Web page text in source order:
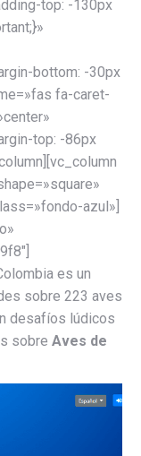
top: -130px
bottom: -30px
fa-caret-
top: -86px
azul»]
es un
sobre 223 aves
desafíos lúdicos
sobre Aves de